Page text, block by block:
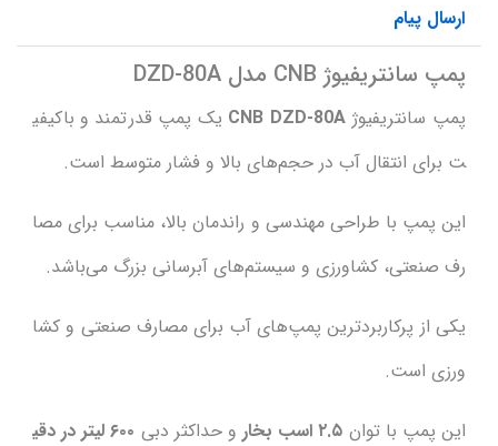
ارسال پیام
پمپ سانتریفیوژ CNB مدل DZD-80A
پمپ سانتریفیوژCNB DZD-80A یک پمپ قدرتمند و باکیفی
ت برای انتقال آب در حجم‌های بالا و فشار متوسط است.
این پمپ با طراحی مهندسی و راندمان بالا، مناسب برای مصا
رف صنعتی، کشاورزی و سیستم‌های آبرسانی بزرگ می‌باشد.
یکی از پرکاربردترین پمپ‌های آب برای مصارف صنعتی و کشا
ورزی است.
این پمپ با توان ۲.۵ اسب بخار و حداکثر دبی
۶۰۰ لیتر در دقی